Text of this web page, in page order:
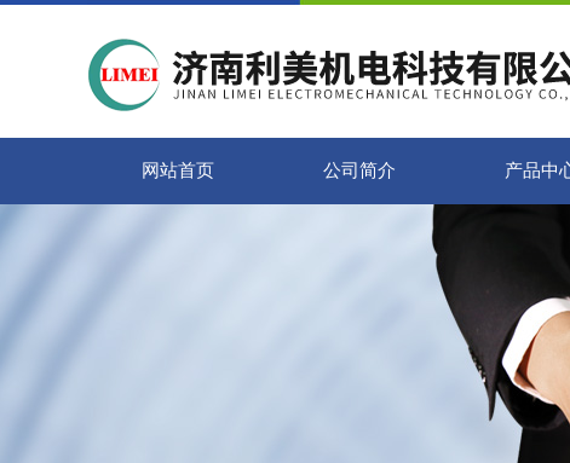
网站首页 公司简介 产品中